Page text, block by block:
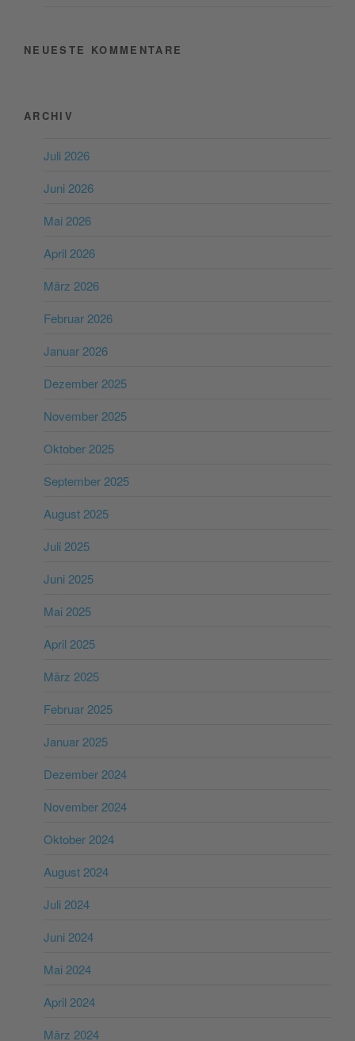
NEUESTE KOMMENTARE
ARCHIV
Juli 2026
Juni 2026
Mai 2026
April 2026
März 2026
Februar 2026
Januar 2026
Dezember 2025
November 2025
Oktober 2025
September 2025
August 2025
Juli 2025
Juni 2025
Mai 2025
April 2025
März 2025
Februar 2025
Januar 2025
Dezember 2024
November 2024
Oktober 2024
August 2024
Juli 2024
Juni 2024
Mai 2024
April 2024
März 2024